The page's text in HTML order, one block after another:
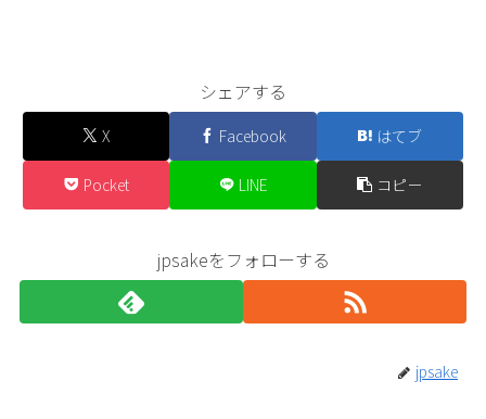
シェアする
X Facebook はてブ
Pocket LINE コピー
jpsakeをフォローする
jpsake